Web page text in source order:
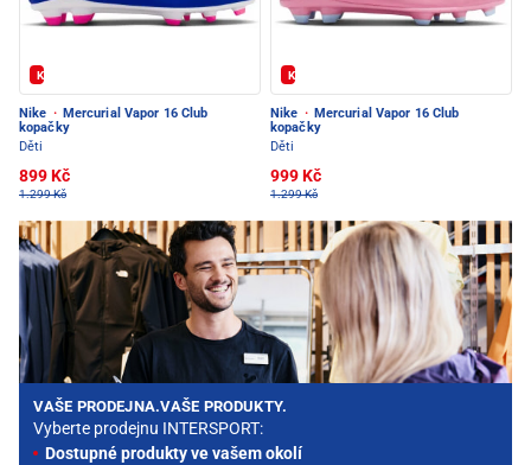
Kód: FOTBAL20
Nike · Mercurial Vapor 16 Club
kopačky
Děti
899 Kč
1.299 Kč
Kód: FOTBAL20
Nike · Mercurial Vapor 16 Club
kopačky
Děti
999 Kč
1.299 Kč
VAŠE PRODEJNA.VAŠE PRODUKTY.
Vyberte prodejnu INTERSPORT:
Dostupné produkty ve vašem okolí